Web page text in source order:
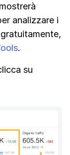
analizzare i
.
su